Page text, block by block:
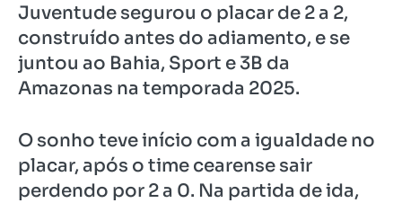
Juventude segurou o placar de 2 a 2,
construído antes do adiamento, e se
juntou ao Bahia, Sport e 3B da
Amazonas na temporada 2025.
O sonho teve início com a igualdade no
placar, após o time cearense sair
perdendo por 2 a 0. Na partida de ida,